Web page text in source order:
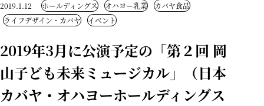
2019.1.12 ホールディングス オハヨー乳業
カバヤ食品
ライフデザイン・カバヤ
イベント
2019年3月に公演予定の「第２回 岡
山子ども未来ミュージカル」（日本
カバヤ・オハヨーホールディングス